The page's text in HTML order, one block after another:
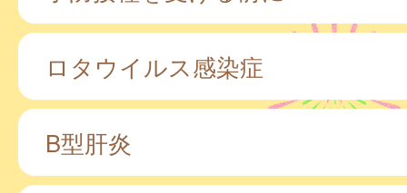
ロタウイルス感染症
B型肝炎